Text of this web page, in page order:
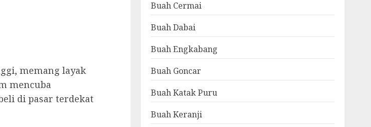
memang layak
mencuba
di pasar terdekat
Buah Cermai
Buah Dabai
Buah Engkabang
Buah Goncar
Buah Katak Puru
Buah Keranji